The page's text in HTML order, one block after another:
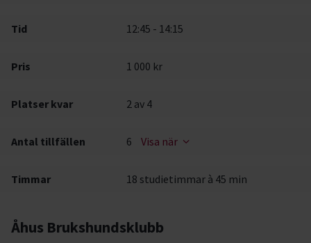
Tid 12:45 - 14:15
Pris 1 000 kr
Platser kvar 2 av 4
Antal tillfällen 6 Visa när
Timmar 18 studietimmar à 45 min
Åhus Brukshundsklubb